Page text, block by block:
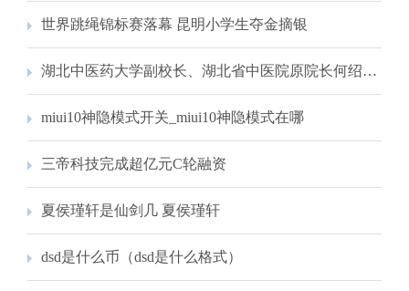
世界跳绳锦标赛落幕 昆明小学生夺金摘银
湖北中医药大学副校长、湖北省中医院原院长何绍斌接受审查调查
miui10神隐模式开关_miui10神隐模式在哪
三帝科技完成超亿元C轮融资
夏侯瑾轩是仙剑几 夏侯瑾轩
dsd是什么币（dsd是什么格式）